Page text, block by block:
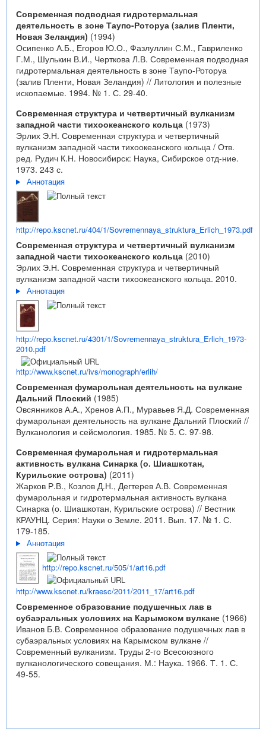
Современная подводная гидротермальная
деятельность в зоне Таупо-Роторуа (залив Пленти,
Новая Зеландия) (1994)
Осипенко А.Б., Егоров Ю.О., Фазлуллин С.М., Гавриленко
Г.М., Шулькин В.И., Черткова Л.В. Современная подводная
гидротермальная деятельность в зоне Таупо-Роторуа
(залив Пленти, Новая Зеландия) // Литология и полезные
ископаемые. 1994. № 1. С. 29-40.
Современная структура и четвертичный вулканизм
западной части тихоокеанского кольца (1973)
Эрлих Э.Н. Современная структура и четвертичный
вулканизм западной части тихоокеанского кольца / Отв.
ред. Рудич К.Н. Новосибирск: Наука, Сибирское отд-ние.
1973. 243 с.
Аннотация
http://repo.kscnet.ru/404/1/Sovremennaya_struktura_Erlich_1973.pdf
Современная структура и четвертичный вулканизм
западной части тихоокеанского кольца (2010)
Эрлих Э.Н. Современная структура и четвертичный
вулканизм западной части тихоокеанского кольца. 2010.
Аннотация
http://repo.kscnet.ru/4301/1/Sovremennaya_struktura_Erlich_1973-
2010.pdf
http://www.kscnet.ru/ivs/monograph/erlih/
Современная фумарольная деятельность на вулкане
Дальний Плоский (1985)
Овсянников А.А., Хренов А.П., Муравьев Я.Д. Современная
фумарольная деятельность на вулкане Дальний Плоский //
Вулканология и сейсмология. 1985. № 5. С. 97-98.
Современная фумарольная и гидротермальная
активность вулкана Синарка (о. Шиашкотан,
Курильские острова) (2011)
Жарков Р.В., Козлов Д.Н., Дегтерев А.В. Современная
фумарольная и гидротермальная активность вулкана
Синарка (о. Шиашкотан, Курильские острова) // Вестник
КРАУНЦ. Серия: Науки о Земле. 2011. Вып. 17. № 1. С.
179-185.
Аннотация
http://repo.kscnet.ru/505/1/art16.pdf
http://www.kscnet.ru/kraesc/2011/2011_17/art16.pdf
Современное образование подушечных лав в
субаэральных условиях на Карымском вулкане (1966)
Иванов Б.В. Современное образование подушечных лав в
субаэральных условиях на Карымском вулкане //
Современный вулканизм. Труды 2-го Всесоюзного
вулканологического совещания. М.: Наука. 1966. Т. 1. С.
49-55.